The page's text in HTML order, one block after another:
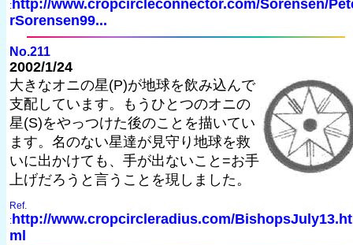
: http://www.cropcircleconnector.com/Sorensen/
rSorensen99...
No.211
2002/1/24
大きなオニの星(P)が地球を飲み込んで
支配しています。もうひとつのオニの
星(S)をやっつけた後のことを描いてい
ます。名のない星達が見守り地球を救
いに出かけても、手が出ないこと=お手
上げだろうと言うことを現しました。
Ref.
: http://www.cropcircleradius.com/BishopsJuly13.ht
ml